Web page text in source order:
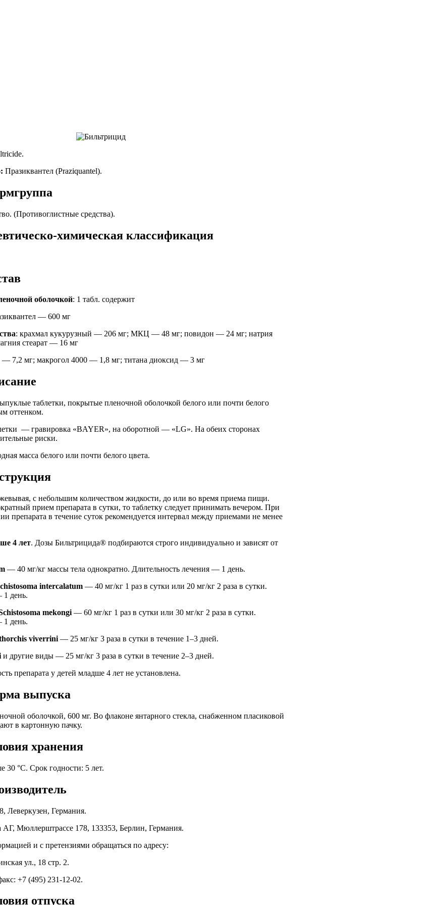
Празиквантел (Praziquantel).
(Противоглистные средства).
химическая классификация
оболочкой: 1 табл. содержит
— 600 мг
: крахмал кукурузный — 206 мг; МКЦ — 48 мг; повидон — 24 мг; натрия
стеарат — 16 мг
— 7,2 мг; макрогол 4000 — 1,8 мг; титана диоксид — 3 мг
таблетки, покрытые пленочной оболочкой белого или почти белого
оттенком.
— гравировка «BAYER», на оборотной — «LG». На обеих сторонах
риски.
масса белого или почти белого цвета.
с небольшим количеством жидкости, до или во время приема пищи.
прием препарата в сутки, то таблетку следует принимать вечером. При
препарата в течение суток рекомендуется интервал между приемами не менее
4 лет. Дозы Бильтрицида® подбираются строго индивидуально и зависят от
— 40 мг/кг массы тела однократно. Длительность лечения — 1 день.
intercalatum — 40 мг/кг 1 раз в сутки или 20 мг/кг 2 раза в сутки.
1 день.
mekongi — 60 мг/кг 1 раз в сутки или 30 мг/кг 2 раза в сутки.
1 день.
viverrini — 25 мг/кг 3 раза в сутки в течение 1–3 дней.
и другие виды — 25 мг/кг 3 раза в сутки в течение 2–3 дней.
препарата у детей младше 4 лет не установлена.
выпуска
оболочкой, 600 мг. Во флаконе янтарного стекла, снабженном пласиковой
в картонную пачку.
хранения
30 °C. Срок годности: 5 лет.
Леверкузен, Германия.
Мюллерштрассе 178, 133353, Берлин, Германия.
и с претензиями обращаться по адресу:
ул., 18 стр. 2.
+7 (495) 231-12-02.
отпуска